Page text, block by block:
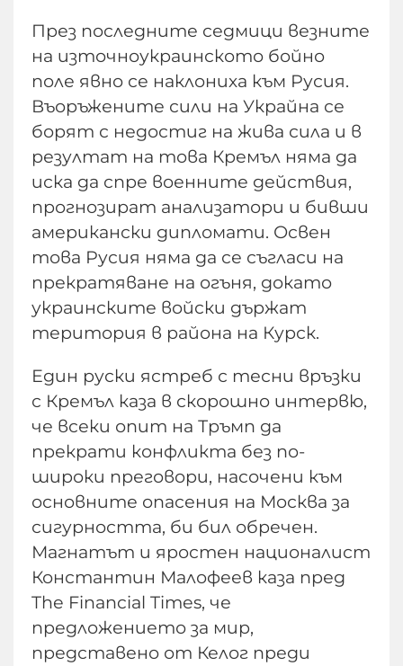
През последните седмици везните
на източноукраинското бойно
поле явно се наклониха към Русия.
Въоръжените сили на Украйна се
борят с недостиг на жива сила и в
резултат на това Кремъл няма да
иска да спре военните действия,
прогнозират анализатори и бивши
американски дипломати. Освен
това Русия няма да се съгласи на
прекратяване на огъня, докато
украинските войски държат
територия в района на Курск.
Един руски ястреб с тесни връзки
с Кремъл каза в скорошно интервю,
че всеки опит на Тръмп да
прекрати конфликта без по-
широки преговори, насочени към
основните опасения на Москва за
сигурността, би бил обречен.
Магнатът и яростен националист
Константин Малофеев каза пред
The Financial Times, че
предложението за мир,
представено от Келог преди